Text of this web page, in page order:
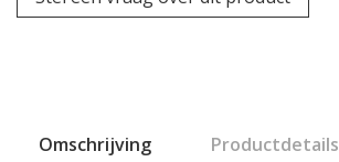
Omschrijving Productdetails